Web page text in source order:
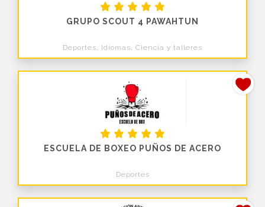
GRUPO SCOUT 4 PAWAHTUN
Deportes, Idiomas, Ciencia y talleres
ESCUELA DE BOXEO PUÑOS DE ACERO
Deportes